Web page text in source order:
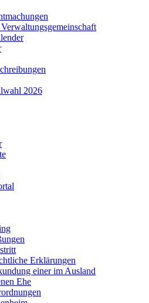
2026
Erklärungen
einer im Ausland
Ehe